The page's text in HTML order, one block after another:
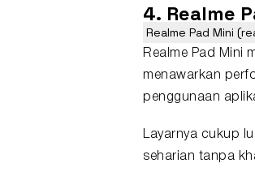
4. Realme
Realme Pad Mini
Realme Pad Mini
menawarkan
penggunaan
Layarnya cukup
seharian tanpa